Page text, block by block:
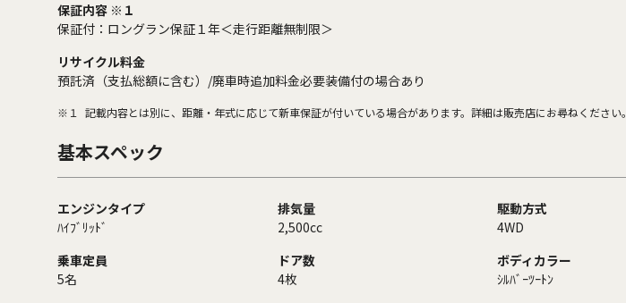
保証内容 ※１
保証付：ロングラン保証１年＜走行距離無制限＞
リサイクル料金
預託済（支払総額に含む）/廃車時追加料金必要装備付の場合あり
※１ 記載内容とは別に、距離・年式に応じて新車保証が付いている場合があります。詳細は販売店にお尋ねください。
基本スペック
エンジンタイプ
ﾊｲﾌﾞﾘｯﾄﾞ
排気量
2,500cc
駆動方式
4WD
乗車定員
5名
ドア数
4枚
ボディカラー
ｼﾙﾊﾞｰﾂｰﾄﾝ